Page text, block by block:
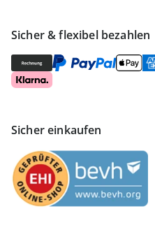
Sicher & flexibel bezahlen
Sicher einkaufen